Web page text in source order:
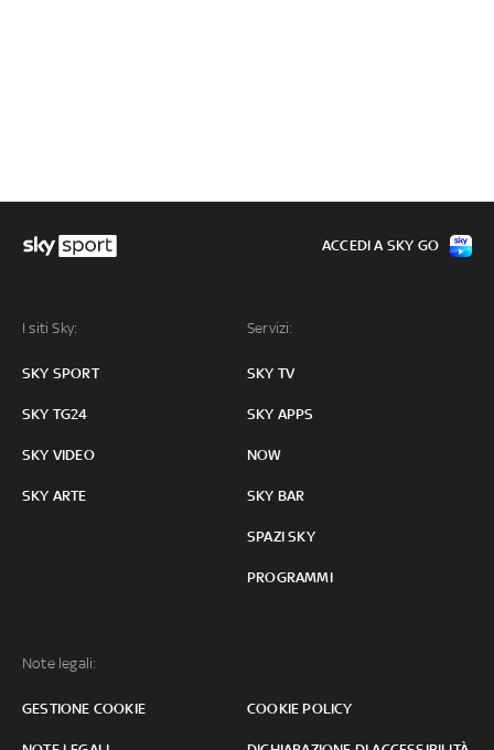
I siti Sky:
SKY SPORT
SKY TG24
SKY VIDEO
SKY ARTE
Servizi:
SKY TV
SKY APPS
NOW
SKY BAR
SPAZI SKY
PROGRAMMI
Note legali:
GESTIONE COOKIE COOKIE POLICY
ACCEDI A SKY GO